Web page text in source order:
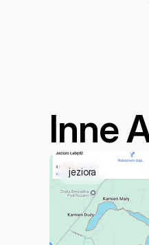
Inne
jeziora